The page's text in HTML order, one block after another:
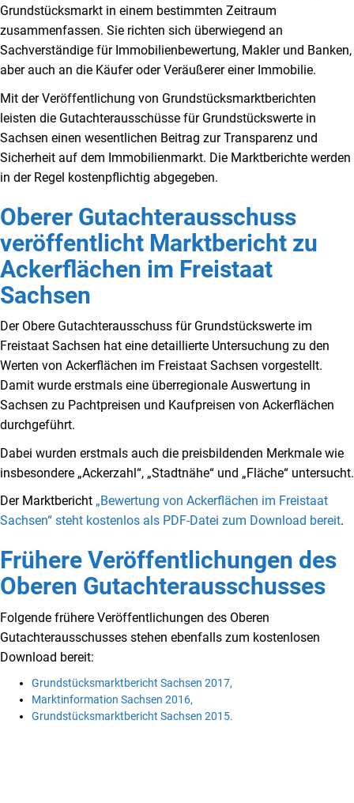
Grundstücksmarkt in einem bestimmten Zeitraum
zusammenfassen. Sie richten sich überwiegend an
Sachverständige für Immobilienbewertung, Makler und Banken,
aber auch an die Käufer oder Veräußerer einer Immobilie.
Mit der Veröffentlichung von Grundstücksmarktberichten
leisten die Gutachterausschüsse für Grundstückswerte in
Sachsen einen wesentlichen Beitrag zur Transparenz und
Sicherheit auf dem Immobilienmarkt. Die Marktberichte werden
in der Regel kostenpflichtig abgegeben.
Oberer Gutachterausschuss
veröffentlicht Marktbericht zu
Ackerflächen im Freistaat
Sachsen
Der Obere Gutachterausschuss für Grundstückswerte im
Freistaat Sachsen hat eine detaillierte Untersuchung zu den
Werten von Ackerflächen im Freistaat Sachsen vorgestellt.
Damit wurde erstmals eine überregionale Auswertung in
Sachsen zu Pachtpreisen und Kaufpreisen von Ackerflächen
durchgeführt.
Dabei wurden erstmals auch die preisbildenden Merkmale wie
insbesondere „Ackerzahl“, „Stadtnähe“ und „Fläche“ untersucht.
Der Marktbericht „Bewertung von Ackerflächen im Freistaat
Sachsen“ steht kostenlos als PDF-Datei zum Download bereit.
Frühere Veröffentlichungen des
Oberen Gutachterausschusses
Folgende frühere Veröffentlichungen des Oberen
Gutachterausschusses stehen ebenfalls zum kostenlosen
Download bereit:
Grundstücksmarktbericht Sachsen 2017,
Marktinformation Sachsen 2016,
Grundstücksmarktbericht Sachsen 2015.